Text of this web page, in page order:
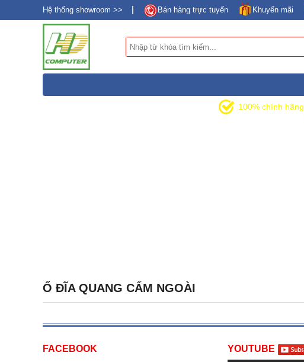
Hệ thống showroom >> Bán hàng trực tuyến Khuyến mãi
100% chính hãng
Ổ ĐĨA QUANG CẤM NGOÀI
FACEBOOK YOUTUBE